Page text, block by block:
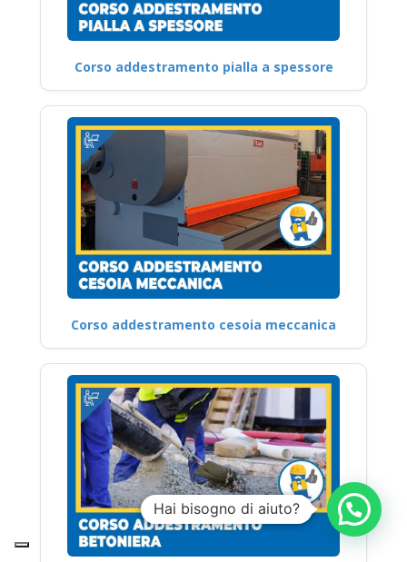
Corso addestramento pialla a spessore
Corso addestramento cesoia meccanica
Hai bisogno di aiuto?